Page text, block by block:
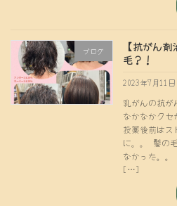
ブログ
【抗がん
毛？！
2023年7月11日
乳がんの抗が
なかなかク
投薬後前はス
に。。 髪の
なかった。
[…]